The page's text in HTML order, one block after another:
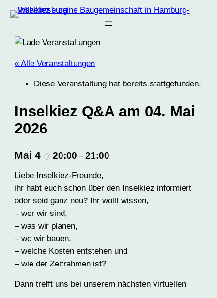
« Alle Veranstaltungen
Diese Veranstaltung hat bereits stattgefunden.
Inselkiez Q&A am 04. Mai
2026
Mai 4 @20:00–21:00
Liebe Inselkiez-Freunde,
ihr habt euch schon über den Inselkiez informiert
oder seid ganz neu? Ihr wollt wissen,
– wer wir sind,
– was wir planen,
– wo wir bauen,
– welche Kosten entstehen und
– wie der Zeitrahmen ist?
Dann trefft uns bei unserem nächsten virtuellen